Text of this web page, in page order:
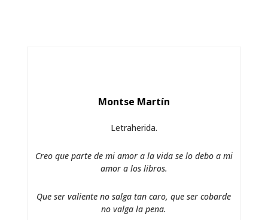
Montse Martín
Letraherida.
Creo que parte de mi amor a la vida se lo debo a mi
amor a los libros.
Que ser valiente no salga tan caro, que ser cobarde
no valga la pena.